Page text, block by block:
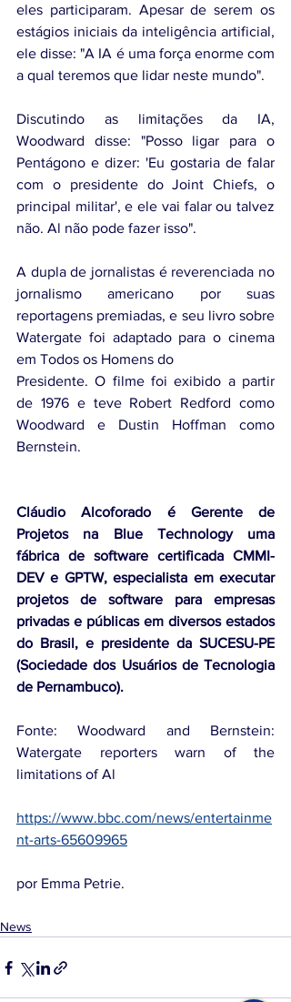
eles participaram. Apesar de serem os
estágios iniciais da inteligência artificial,
ele disse: "A IA é uma força enorme com
a qual teremos que lidar neste mundo".
Discutindo as limitações da IA,
Woodward disse: "Posso ligar para o
Pentágono e dizer: 'Eu gostaria de falar
com o presidente do Joint Chiefs, o
principal militar', e ele vai falar ou talvez
não. Al não pode fazer isso".
A dupla de jornalistas é reverenciada no
jornalismo americano por suas
reportagens premiadas, e seu livro sobre
Watergate foi adaptado para o cinema
em Todos os Homens do
Presidente. O filme foi exibido a partir
de 1976 e teve Robert Redford como
Woodward e Dustin Hoffman como
Bernstein.
Cláudio Alcoforado é Gerente de
Projetos na Blue Technology uma
fábrica de software certificada CMMI-
DEV e GPTW, especialista em executar
projetos de software para empresas
privadas e públicas em diversos estados
do Brasil, e presidente da SUCESU-PE
(Sociedade dos Usuários de Tecnologia
de Pernambuco).
Fonte: Woodward and Bernstein:
Watergate reporters warn of the
limitations of Al
https://www.bbc.com/news/entertainme
nt-arts-65609965
por Emma Petrie.
News